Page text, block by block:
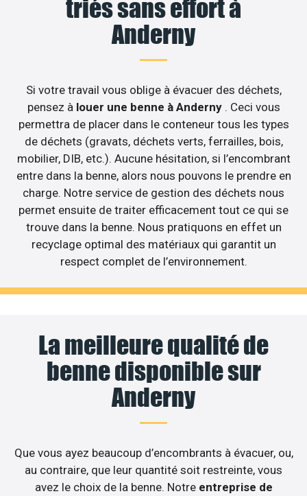
triés sans effort à
Anderny
Si votre travail vous oblige à évacuer des déchets,
pensez à louer une benne à Anderny . Ceci vous
permettra de placer dans le conteneur tous les types
de déchets (gravats, déchets verts, ferrailles, bois,
mobilier, DIB, etc.). Aucune hésitation, si l’encombrant
entre dans la benne, alors nous pouvons le prendre en
charge. Notre service de gestion des déchets nous
permet ensuite de traiter efficacement tout ce qui se
trouve dans la benne. Nous pratiquons en effet un
recyclage optimal des matériaux qui garantit un
respect complet de l’environnement.
La meilleure qualité de
benne disponible sur
Anderny
Que vous ayez beaucoup d’encombrants à évacuer, ou,
au contraire, que leur quantité soit restreinte, vous
avez le choix de la benne. Notre entreprise de